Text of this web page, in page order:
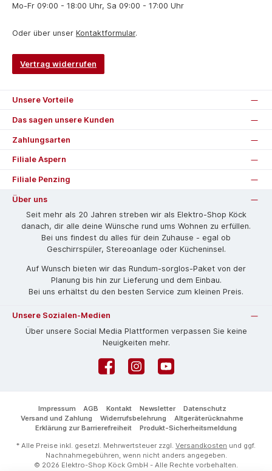
Mo-Fr 09:00 - 18:00 Uhr, Sa 09:00 - 17:00 Uhr
Oder über unser Kontaktformular.
Vertrag widerrufen
Unsere Vorteile
Das sagen unsere Kunden
Zahlungsarten
Filiale Aspern
Filiale Penzing
Über uns
Seit mehr als 20 Jahren streben wir als Elektro-Shop Köck
danach, dir alle deine Wünsche rund ums Wohnen zu erfüllen.
Bei uns findest du alles für dein Zuhause - egal ob
Geschirrspüler, Stereoanlage oder Kücheninsel.
Auf Wunsch bieten wir das Rund­um-sorg­los-Pa­ket von der
Planung bis hin zur Lieferung und dem Einbau.
Bei uns erhältst du den besten Service zum kleinen Preis.
Unsere Sozialen-Medien
Über unsere Social Media Plattformen verpassen Sie keine
Neuigkeiten mehr.
FacebookInstagramYouTube
Impressum AGB Kontakt Newsletter
Datenschutz
Versand und Zahlung
Widerrufsbelehrung
Altgeräterücknahme
Erklärung zur Barrierefreiheit
Produkt-Sicherheitsmeldung
* Alle Preise inkl. gesetzl. Mehrwertsteuer zzgl. Versandkosten und ggf.
Nachnahmegebühren, wenn nicht anders angegeben.
© 2026 Elektro-Shop Köck GmbH - Alle Rechte vorbehalten.